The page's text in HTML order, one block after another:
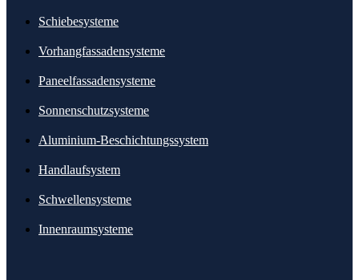
Schiebesysteme
Vorhangfassadensysteme
Paneelfassadensysteme
Sonnenschutzsysteme
Aluminium-Beschichtungssystem
Handlaufsystem
Schwellensysteme
Innenraumsysteme